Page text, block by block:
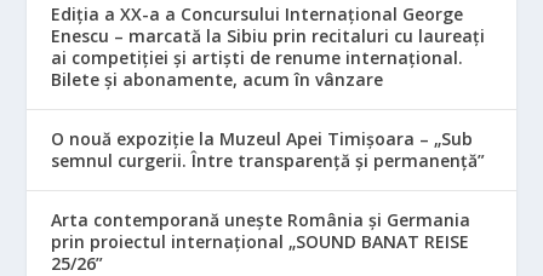
Ediția a XX-a a Concursului Internațional George
Enescu – marcată la Sibiu prin recitaluri cu laureați
ai competiției și artiști de renume internațional.
Bilete și abonamente, acum în vânzare
O nouă expoziție la Muzeul Apei Timișoara – „Sub
semnul curgerii. Între transparență și permanență”
Arta contemporană unește România și Germania
prin proiectul internațional „SOUND BANAT REISE
25/26”